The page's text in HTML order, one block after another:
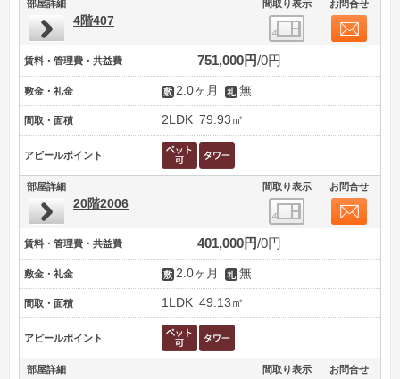
部屋詳細 間取り表示 お問合せ
4階407
賃料・管理費・共益費 751,000円 0円
敷金・礼金 2.0ヶ月 無
間取・面積 2LDK 79.93㎡
アピールポイント
部屋詳細 間取り表示 お問合せ
20階2006
賃料・管理費・共益費 401,000円 0円
敷金・礼金 2.0ヶ月 無
間取・面積 1LDK 49.13㎡
アピールポイント
部屋詳細 間取り表示 お問合せ